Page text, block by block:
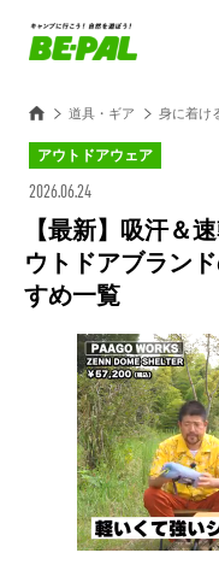
道具・ギア 身に着け
アウトドアウェア
2026.06.24
【最新】吸汗＆
ウトドアブラン
すめ一覧